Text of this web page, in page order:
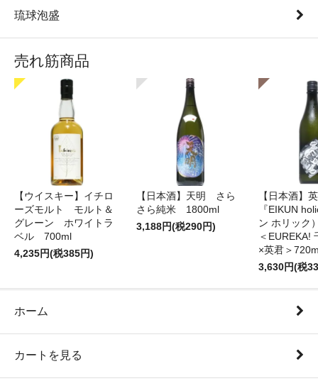
琉球泡盛
売れ筋商品
【ウイスキー】イチロ
ーズモルト モルト＆
グレーン ホワイトラ
ベル 700ml
4,235円(税385円)
【日本酒】天明 さら
さら純米 1800ml
3,188円(税290円)
【日本酒】
『EIKUN
ン ホリッ
＜EUREKA!
×英君＞
3,630円(税
ホーム
カートを見る